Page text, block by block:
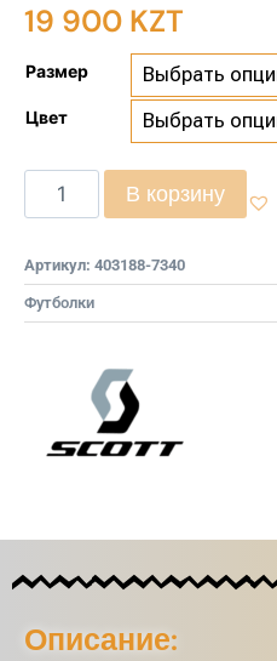
19 900 KZT
Размер
Цвет
В корзину
Артикул: 403188-7340
Футболки
Описание: